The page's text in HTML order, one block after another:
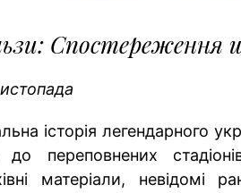
Спостереження
історія легендарного
до переповнених
матеріали, невідомі